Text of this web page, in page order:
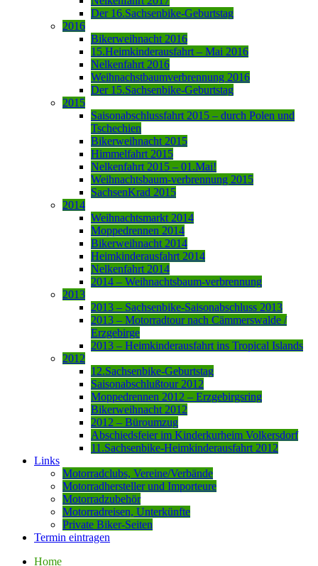
Der 16.Sachsenbike-Geburtstag
2016
Bikerweihnacht 2016
15.Heimkinderausfahrt – Mai 2016
Nelkenfahrt 2016
Weihnachstbaumverbrennung 2016
Der 15.Sachsenbike-Geburtstag
2015
Saisonabschlussfahrt 2015 – durch Polen und
Tschechien
Bikerweihnacht 2015
Himmelfahrt 2015
Nelkenfahrt 2015 – 01.Mai!
Weihnachtsbaum-verbrennung 2015
SachsenKrad 2015
2014
Weihnachtsmarkt 2014
Moppedrennen 2014
Bikerweihnacht 2014
Heimkinderausfahrt 2014
Nelkenfahrt 2014
2014 – Weihnachtsbaum-verbrennung
2013
2013 – Sachsenbike-Saisonabschluss 2013
2013 – Motorradtour nach Cämmerswalde /
Erzgebirge
2013 – Heimkinderausfahrt ins Tropical Islands
2012
12.Sachsenbike-Geburtstag
Saisonabschlußtour 2012
Moppedrennen 2012 – Erzgebirgsring
Bikerweihnacht 2012
2012 – Büroumzug
Abschiedsfeier im Kinderkurheim Volkersdorf
11.Sachsenbike-Heimkinderausfahrt 2012
Links
Motorradclubs, Vereine/Verbände
Motorradhersteller und Importeure
Motorradzubehör
Motorradreisen, Unterkünfte
Private Biker-Seiten
Termin eintragen
Home